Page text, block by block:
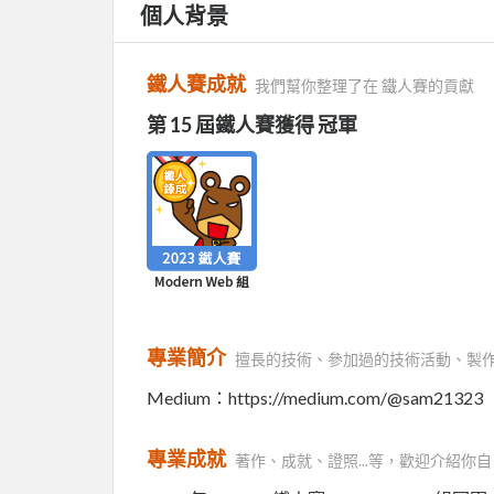
個人背景
鐵人賽成就 我們幫你整理了在 鐵人賽的貢獻
第 15 屆鐵人賽獲得 冠軍
專業簡介 擅長的技術、參加過的技術活動、製
Medium：https://medium.com/@sam21323
專業成就 著作、成就、證照...等，歡迎介紹你